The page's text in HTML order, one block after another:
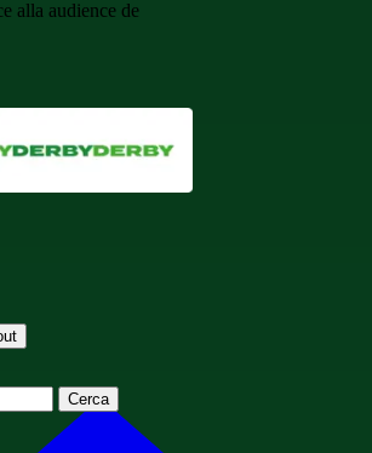
alla audience de
Cerca